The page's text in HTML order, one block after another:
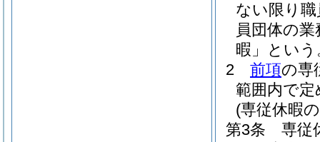
ない限り
員団体の
暇」という
2
前項の専
範囲内で定
(専従休暇
第3条
専従